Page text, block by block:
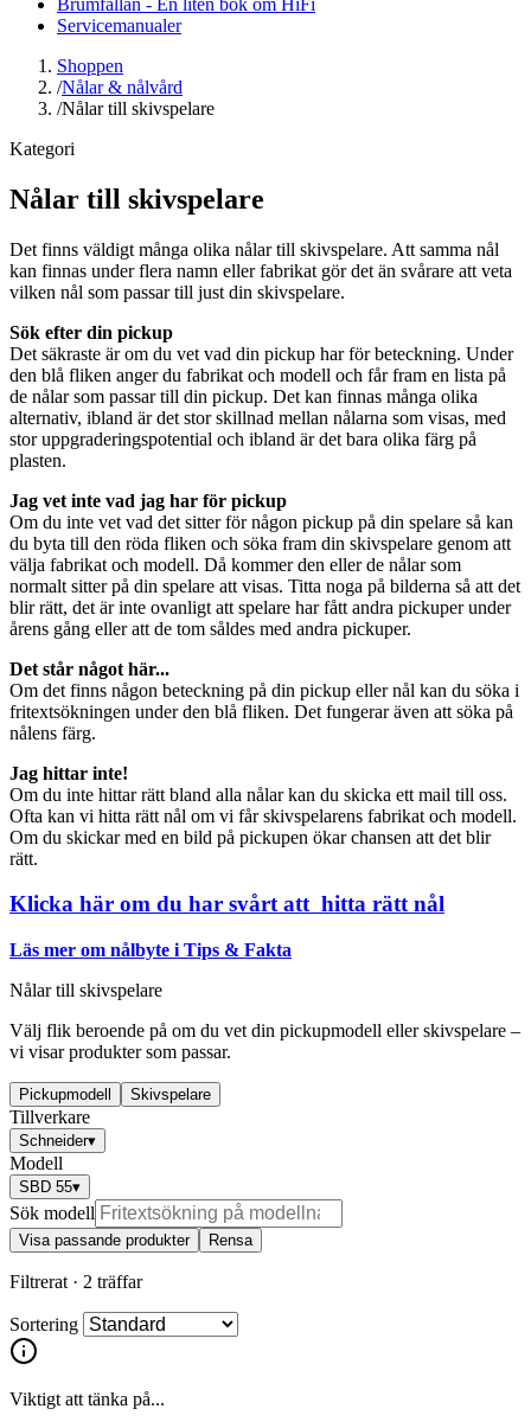
Servicemanualer
Shoppen
/Nålar & nålvård
/Nålar till skivspelare
Kategori
Nålar till skivspelare
Det finns väldigt många olika nålar till skivspelare. Att samma nål
kan finnas under flera namn eller fabrikat gör det än svårare att veta
vilken nål som passar till just din skivspelare.
Sök efter din pickup
Det säkraste är om du vet vad din pickup har för beteckning. Under
den blå fliken anger du fabrikat och modell och får fram en lista på
de nålar som passar till din pickup. Det kan finnas många olika
alternativ, ibland är det stor skillnad mellan nålarna som visas, med
stor uppgraderingspotential och ibland är det bara olika färg på
plasten.
Jag vet inte vad jag har för pickup
Om du inte vet vad det sitter för någon pickup på din spelare så kan
du byta till den röda fliken och söka fram din skivspelare genom att
välja fabrikat och modell. Då kommer den eller de nålar som
normalt sitter på din spelare att visas. Titta noga på bilderna så att det
blir rätt, det är inte ovanligt att spelare har fått andra pickuper under
årens gång eller att de tom såldes med andra pickuper.
Det står något här...
Om det finns någon beteckning på din pickup eller nål kan du söka i
fritextsökningen under den blå fliken. Det fungerar även att söka på
nålens färg.
Jag hittar inte!
Om du inte hittar rätt bland alla nålar kan du skicka ett mail till oss.
Ofta kan vi hitta rätt nål om vi får skivspelarens fabrikat och modell.
Om du skickar med en bild på pickupen ökar chansen att det blir
rätt.
Klicka här om du har svårt att hitta rätt nål
Läs mer om nålbyte i Tips & Fakta
Nålar till skivspelare
Välj flik beroende på om du vet din pickupmodell eller skivspelare –
vi visar produkter som passar.
Pickupmodell Skivspelare
Tillverkare
Schneider▾
Modell
SBD 55▾
Sök modell
Visa passande produkter Rensa
Filtrerat · 2 träffar
Sortering
Viktigt att tänka på...